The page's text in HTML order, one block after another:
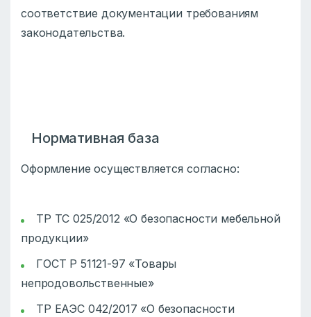
соответствие документации требованиям
законодательства.
Нормативная база
Оформление осуществляется согласно:
ТР ТС 025/2012 «О безопасности мебельной
продукции»
ГОСТ Р 51121-97 «Товары
непродовольственные»
ТР ЕАЭС 042/2017 «О безопасности